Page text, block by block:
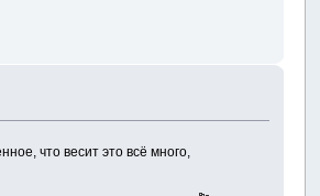
что весит это всё много,